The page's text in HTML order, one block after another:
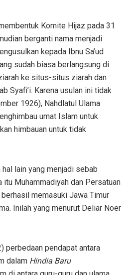
Komite Hijaz pada 31
berganti nama menjadi
kepada Ibnu Sa’ud
sudah biasa berlangsung di
ke situs-situs ziarah dan
Syafi’i. Karena usulan ini tidak
1926), Nahdlatul Ulama
umat Islam untuk
himbauan untuk tidak
lain yang menjadi sebab
Muhammadiyah dan Persatuan
memasuki Jawa Timur
Inilah yang menurut Deliar Noer
perbedaan pendapat antara
dalam Hindia Baru